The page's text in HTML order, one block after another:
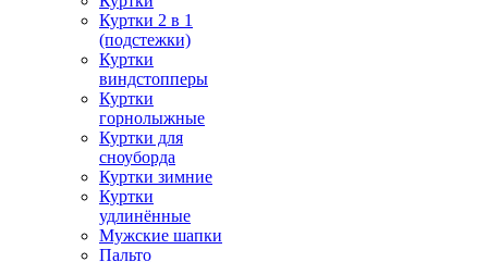
Куртки 2 в 1
(подстежки)
Куртки
виндстопперы
Куртки
горнолыжные
Куртки для
сноуборда
Куртки зимние
Куртки
удлинённые
Мужские шапки
Пальто